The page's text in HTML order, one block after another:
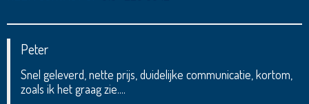
Peter
Snel geleverd, nette prijs, duidelijke communicatie, kortom,
zoals ik het graag zie....